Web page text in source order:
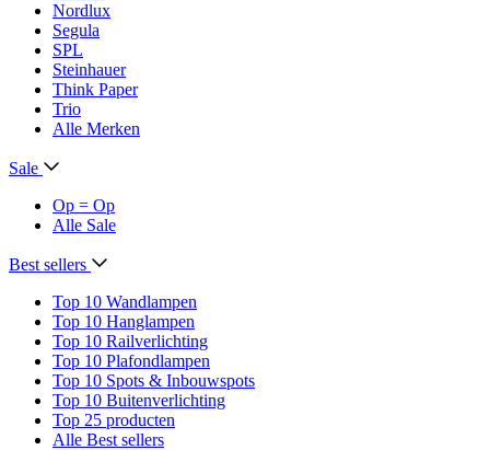
Nordlux
Segula
SPL
Steinhauer
Think Paper
Trio
Alle Merken
Sale
Op = Op
Alle Sale
Best sellers
Top 10 Wandlampen
Top 10 Hanglampen
Top 10 Railverlichting
Top 10 Plafondlampen
Top 10 Spots & Inbouwspots
Top 10 Buitenverlichting
Top 25 producten
Alle Best sellers